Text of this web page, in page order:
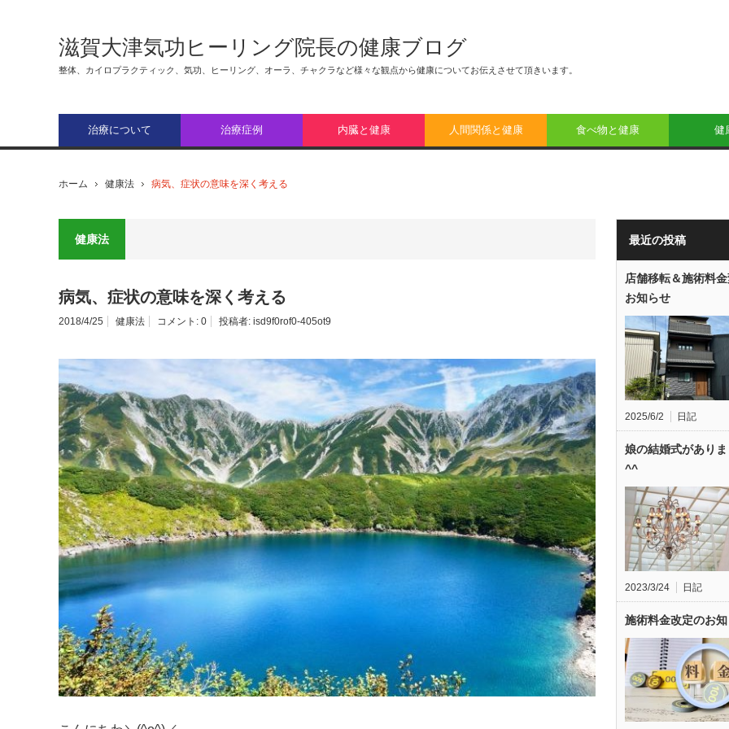
滋賀大津気功ヒーリング院長の健康ブログ
整体、カイロプラクティック、気功、ヒーリング、オーラ、チャクラなど様々な観点から健康についてお伝えさせて頂きいます。
治療について 治療症例 内臓と健康 人間関係と健康 食べ物と健康 健
ホーム 健康法 病気、症状の意味を深く考える
健康法
病気、症状の意味を深く考える
2018/4/25 健康法 コメント: 0 投稿者: isd9f0rof0-405ot9
最近の投稿
店舗移転＆施術料
お知らせ
2025/6/2 日記
娘の結婚式があり
^^
2023/3/24 日記
施術料金改定のお